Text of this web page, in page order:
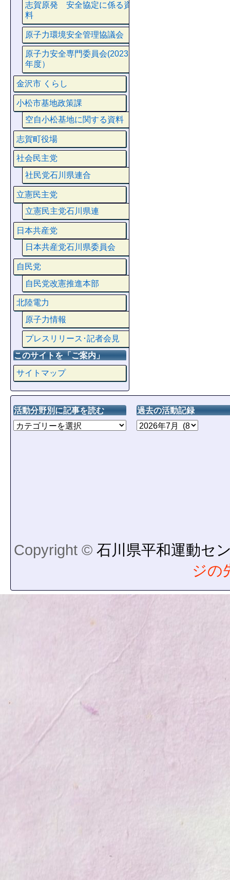
志賀原発 安全協定に係る資
料
原子力環境安全管理協議会
原子力安全専門委員会(2023
年度）
金沢市 くらし
小松市基地政策課
空自小松基地に関する資料
志賀町役場
社会民主党
社民党石川県連合
立憲民主党
立憲民主党石川県連
日本共産党
日本共産党石川県委員会
自民党
自民党改憲推進本部
北陸電力
原子力情報
プレスリリース･記者会見
このサイトを「ご案内」
サイトマップ
活動分野別に記事を読む 過去の活動記録
Copyright © 石川県平和運動セ
ジの